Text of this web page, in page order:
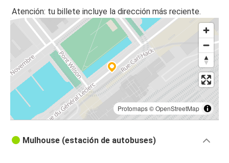
Atención: tu billete incluye la dirección más reciente.
Protomaps©OpenStreetMap
Mulhouse (estación de autobuses)